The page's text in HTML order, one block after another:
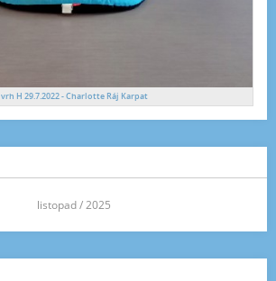
vrh H 29.7.2022 - Charlotte Ráj Karpat
listopad / 2025